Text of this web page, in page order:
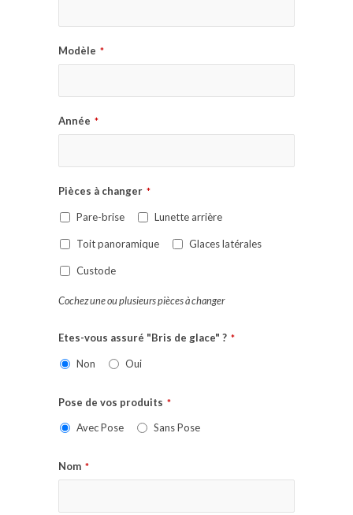
Modèle *
Année *
Pièces à changer *
Pare-brise Lunette arrière
Toit panoramique Glaces latérales
Custode
Cochez une ou plusieurs pièces à changer
Etes-vous assuré "Bris de glace" ? *
Non Oui
Pose de vos produits *
Avec Pose Sans Pose
Nom *